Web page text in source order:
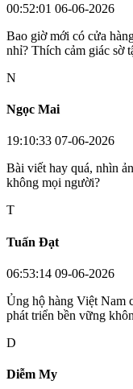
00:52:01 06-06-2026
Bao giờ mới có cửa
nhỉ? Thích cảm giác sờ
N
Ngọc Mai
19:10:33 07-06-2026
Bài viết hay quá, nhìn
không mọi người?
T
Tuấn Đạt
06:53:14 09-06-2026
Ủng hộ hàng Việt Nam
phát triển bền vững
D
Diễm My